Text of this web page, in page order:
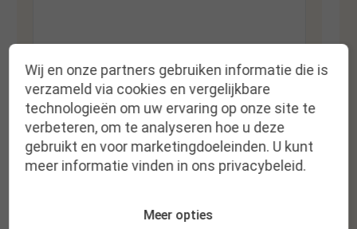
Naam* E-mail *
Wij en onze partners gebruiken informatie die is
verzameld via cookies en vergelijkbare
technologieën om uw ervaring op onze site te
verbeteren, om te analyseren hoe u deze
gebruikt en voor marketingdoeleinden. U kunt
meer informatie vinden in ons privacybeleid.
Meer opties